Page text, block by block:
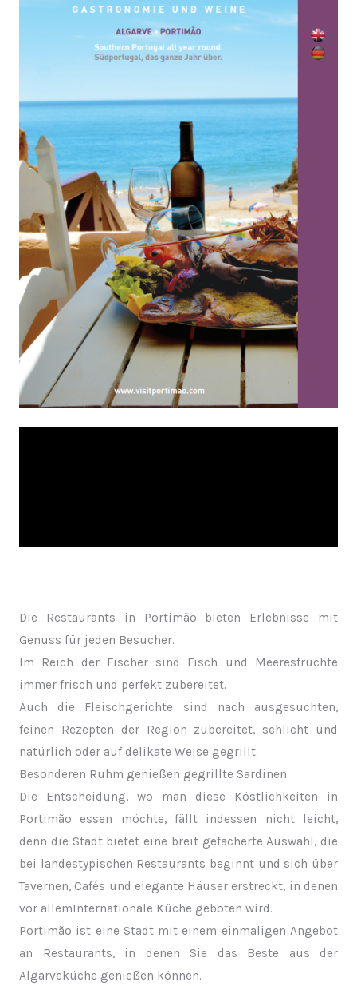
Die Restaurants in Portimão bieten Erlebnisse mit
Genuss für jeden Besucher.
Im Reich der Fischer sind Fisch und Meeresfrüchte
immer frisch und perfekt zubereitet.
Auch die Fleischgerichte sind nach ausgesuchten,
feinen Rezepten der Region zubereitet, schlicht und
natürlich oder auf delikate Weise gegrillt.
Besonderen Ruhm genießen gegrillte Sardinen.
Die Entscheidung, wo man diese Köstlichkeiten in
Portimão essen möchte, fällt indessen nicht leicht,
denn die Stadt bietet eine breit gefächerte Auswahl, die
bei landestypischen Restaurants beginnt und sich über
Tavernen, Cafés und elegante Häuser erstreckt, in denen
vor allemInternationale Küche geboten wird.
Portimão ist eine Stadt mit einem einmaligen Angebot
an Restaurants, in denen Sie das Beste aus der
Algarveküche genießen können.